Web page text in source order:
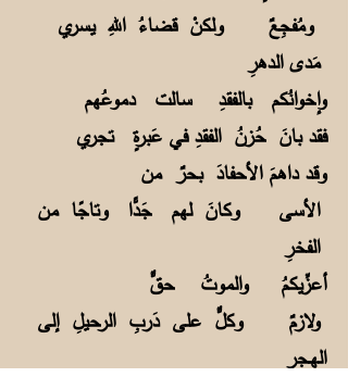
ومُفجِعٌ ولكنْ قضاءُ اللهِ يسري
مَدى الدهرِ
وإخوانُكم بالفقدِ سالت دموعُهم
فقد بانَ حُزنُ الفقدِ في عَبرةٍ تجري
وقد داهمَ الأحفادَ بحرٌ من
الأسى وكانَ لهم جَدًّا وتاجًا من
الفخرِ
أعزِّيكمُ والموتُ حقٌّ
ولازمٌ وكلٌّ على دَربِ الرحيلِ إلى
الهـجرِ